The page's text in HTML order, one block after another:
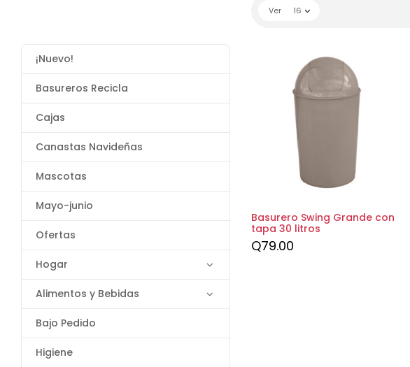
¡Nuevo!
Basureros Recicla
Cajas
Canastas Navideñas
Mascotas
Mayo-junio
Ofertas
Hogar
Alimentos y Bebidas
Bajo Pedido
Higiene
Ver 16
Basurero Swing Grande con
tapa 30 litros
Q79.00